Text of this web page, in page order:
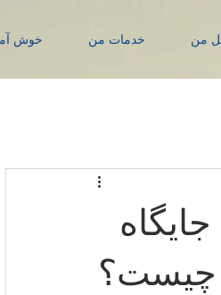
خوش خدمات من من
چیست؟